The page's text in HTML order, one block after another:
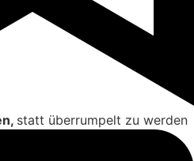
statt überrumpelt zu werden